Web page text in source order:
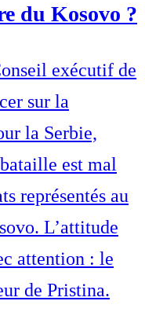
du Kosovo ?
exécutif de
sur la
la Serbie,
est mal
représentés au
L’attitude
attention : le
de Pristina.